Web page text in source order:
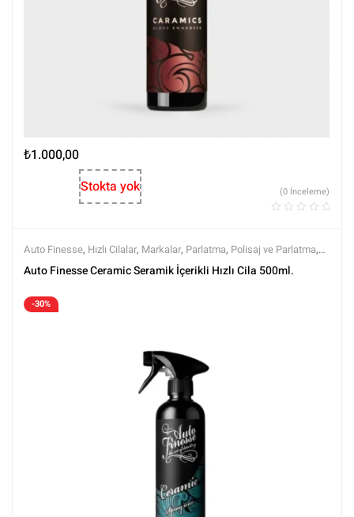
₺1.000,00
Stokta yok
(0 İnceleme)
Auto Finesse, Hızlı Cilalar, Markalar, Parlatma, Polisaj ve Parlatma,
Tüm Ürünler,Tüm Ürünler
Auto Finesse Ceramic Seramik İçerikli Hızlı Cila 500ml.
-30%